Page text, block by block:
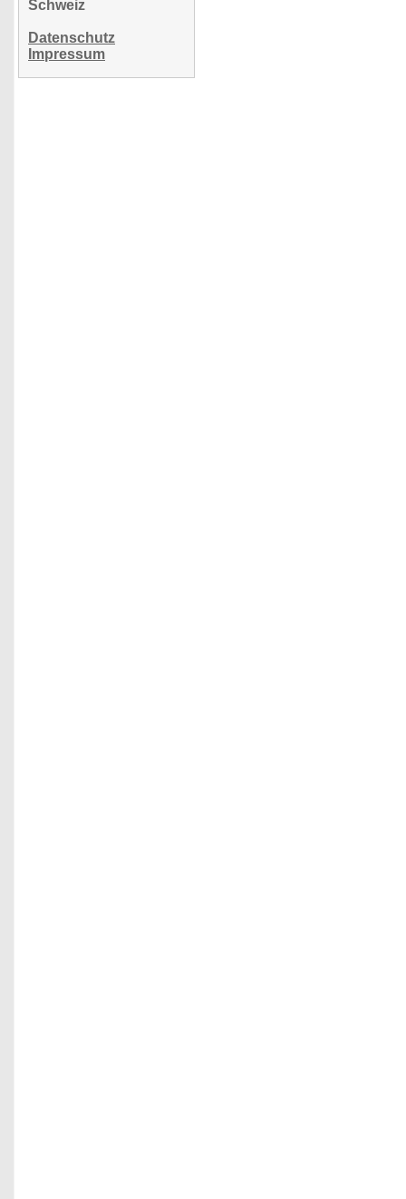
Schweiz
Datenschutz
Impressum